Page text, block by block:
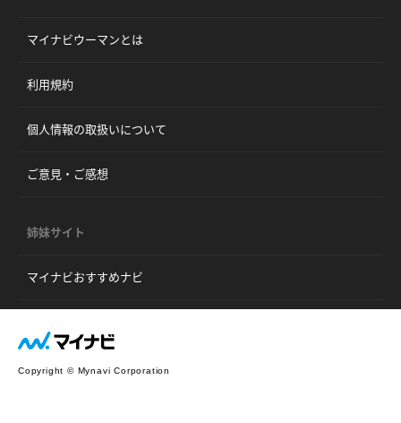
マイナビウーマンとは
利用規約
個人情報の取扱いについて
ご意見・ご感想
姉妹サイト
マイナビおすすめナビ
Copyright © Mynavi Corporation